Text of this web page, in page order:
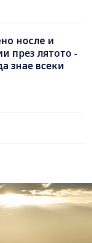
носле и
през лятотo -
знае всеки